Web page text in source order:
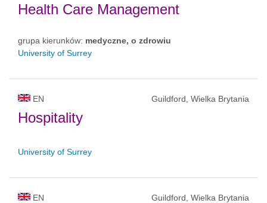
Health Care Management
grupa kierunków: medyczne, o zdrowiu
University of Surrey
EN Guildford, Wielka Brytania
Hospitality
University of Surrey
EN Guildford, Wielka Brytania